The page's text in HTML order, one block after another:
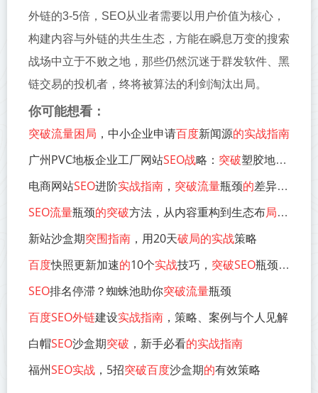
外链的3-5倍，SEO从业者需要以用户价值为核心，
构建内容与外链的共生生态，方能在瞬息万变的搜索
战场中立于不败之地，那些仍然沉迷于群发软件、黑
链交易的投机者，终将被算法的利剑淘汰出局。
你可能想看：
突破流量困局 ，中小企业申请百度新闻源的实战指南
广州PVC地板企业工厂网站SEO战略： 突破塑胶地板行业
电商网站SEO进阶实战指南 ， 突破流量瓶颈的差异化策略
SEO流量瓶颈的突破方法，从内容重构到生态布局的实战指南
新站沙盒期突围指南 ，用20天破局的实战策略
百度快照更新加速的10个实战技巧， 突破SEO瓶颈的
SEO排名停滞？蜘蛛池助你突破流量瓶颈
百度SEO外链建设实战指南 ，策略、案例与个人见解
白帽SEO沙盒期突破 ，新手必看的实战指南
福州SEO实战 ，5招突破百度沙盒期的有效策略